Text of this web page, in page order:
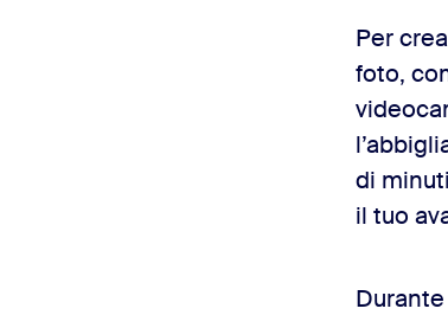
Per
foto,
di
il tuo